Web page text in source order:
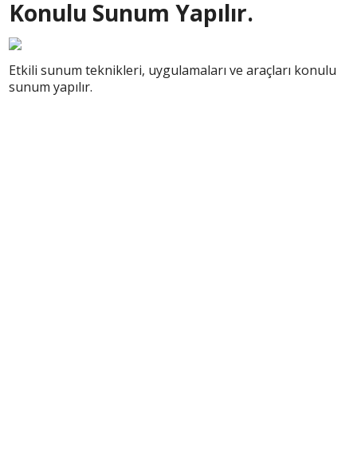
Konulu Sunum Yapılır.
Etkili sunum teknikleri, uygulamaları ve araçları konulu
sunum yapılır.